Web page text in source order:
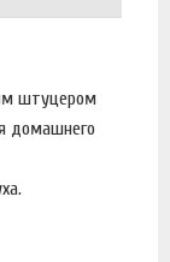
штуцером
домашнего